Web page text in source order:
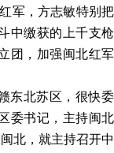
军，方志敏特别把
中缴获的上千支枪
团，加强闽北红军
东北苏区，很快委
委书记，主持闽北
北，就主持召开中